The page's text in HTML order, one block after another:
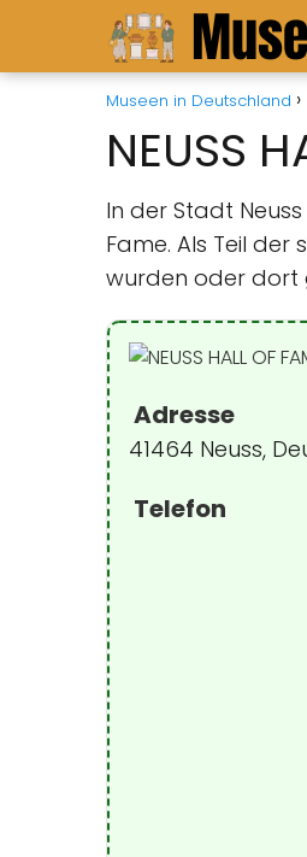
Museen in Deutschland
NEUSS
In der Stadt
Fame. Als Teil
wurden oder dort
Adresse
41464 Neuss,
Telefon